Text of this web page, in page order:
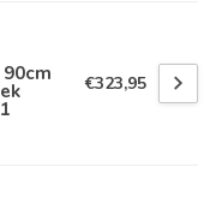
€323,95